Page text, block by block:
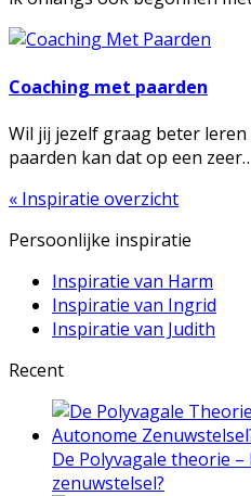
Coaching met paarden
Wil jij jezelf graag beter leren
paarden kan dat op een
« Inspiratie overzicht
Persoonlijke inspiratie
Inspiratie van Harm
Inspiratie van Ingrid
Inspiratie van Judith
Recent
De Polyvagale theorie
zenuwstelsel?